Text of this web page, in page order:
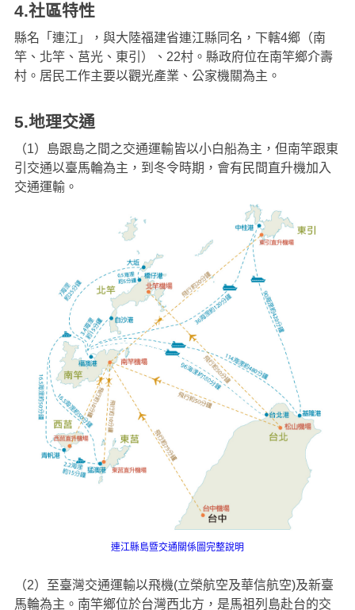
4.社區特性
縣名「連江」，與大陸福建省連江縣同名，下轄4鄉（南
竿、北竿、莒光、東引）、22村。縣政府位在南竿鄉介壽
村。居民工作主要以觀光產業、公家機關為主。
5.地理交通
（1）島跟島之間之交通運輸皆以小白船為主，但南竿跟東
引交通以臺馬輪為主，到冬令時期，會有民間直升機加入
交通運輸。
連江縣島暨交通關係圖完整說明
（2）至臺灣交通運輸以飛機(立榮航空及華信航空)及新臺
馬輪為主。南竿鄉位於台灣西北方，是馬祖列島赴台的交